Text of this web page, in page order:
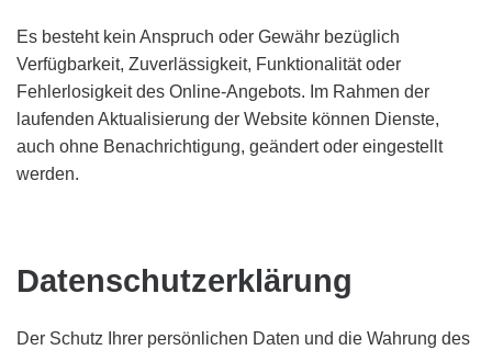
Es besteht kein Anspruch oder Gewähr bezüglich
Verfügbarkeit, Zuverlässigkeit, Funktionalität oder
Fehlerlosigkeit des Online-Angebots. Im Rahmen der
laufenden Aktualisierung der Website können Dienste,
auch ohne Benachrichtigung, geändert oder eingestellt
werden.
Datenschutzerklärung
Der Schutz Ihrer persönlichen Daten und die Wahrung des